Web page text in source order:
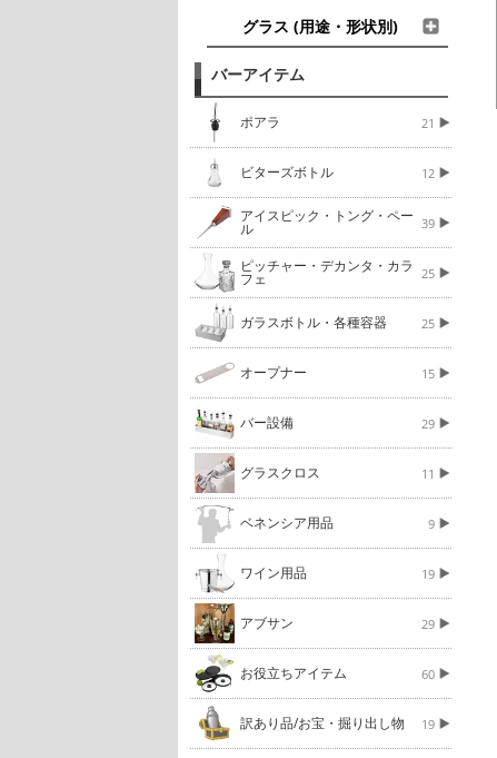
グラス (用途・形状別)
バーアイテム
ポアラ 21
ビターズボトル 12
アイスピック・トング・ペー
ル 39
ピッチャー・デカンタ・カラ
フェ 25
ガラスボトル・各種容器 25
オープナー 15
バー設備 29
グラスクロス 11
ベネンシア用品 9
ワイン用品 19
アブサン 29
お役立ちアイテム 60
訳あり品/お宝・掘り出し物 19